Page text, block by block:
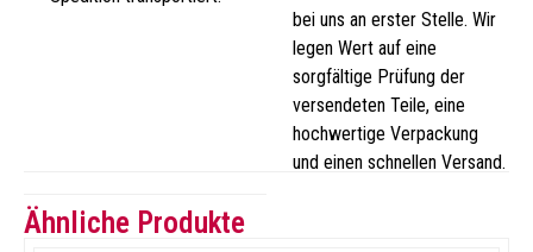
bei uns an erster Stelle. Wir
legen Wert auf eine
sorgfältige Prüfung der
versendeten Teile, eine
hochwertige Verpackung
und einen schnellen Versand.
Ähnliche Produkte